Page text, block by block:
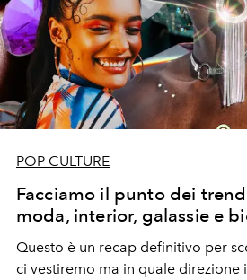
POP CULTURE
Facciamo il punto dei
moda, interior, galassie e
Questo è un recap definitivo per
ci vestiremo ma in quale direzione